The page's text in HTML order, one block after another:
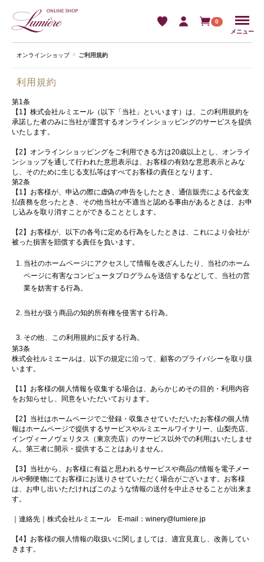
0
メニュー
オンラインショップ ご利用規約
利用規約
第1条
【1】株式会社ルミエール（以下「当社」といいます）は、この利用規約を
承諾した者のみに当社が運営するオンラインショッピングのサービスを提供
いたします。
【2】オンラインショッピングをご利用できる方は20歳以上とし、オンライ
ンショップを通して行われた意思表示は、お客様の有効な意思表示とみな
し、そのために生じる支払等はすべてお客様の責任となります。
第2条
【1】お客様が、申込の際に虚偽の申告をしたとき、通信販売による代金支
払債務を怠ったとき、その他当社が不適当と認める事由があるときは、お申
し込みを取り消すことができることとします。
【2】お客様が、以下の各号に定める行為をしたときは、これにより会社が
被った損害を賠償する責任を負います。
当社のホームページにアクセスして情報を改ざんしたり、当社のホーム
ページに有害なコンピュータプログラムを送信するなどして、当社の営
業を妨害する行為。
当社が扱う商品の知的所有権を侵害する行為。
その他、この利用規約に反する行為。
第3条
株式会社ルミエールは、以下の規定に沿って、顧客のプライバシーを取り扱
います。
【1】お客様の個人情報を収集する場合は、あらかじめその目的・利用内容
をお知らせし、同意をいただいております。
【2】当社はホームページでご登録・収集させていただいたお客様の個人情
報はホームページで提供するサービスやルミエールワイナリー、山梨売店、
インヴィーノヴェリタス（東京売店）のサービス以外での利用はいたしませ
ん。第三者に開示・提供することはありません。
【3】当社から、お客様に有益と思われるサービスや商品の情報を電子メー
ルや郵便物にてお客様にお送りさせていただく場合がございます。お客様
は、お申し出いただければこのような情報の送付を中止させることが出来ま
す。
｜連絡先｜株式会社ルミエール E-mail：winery@lumiere.jp
【4】お客様の個人情報の取扱いに関しましては、適宜見直し、改善してい
きます。